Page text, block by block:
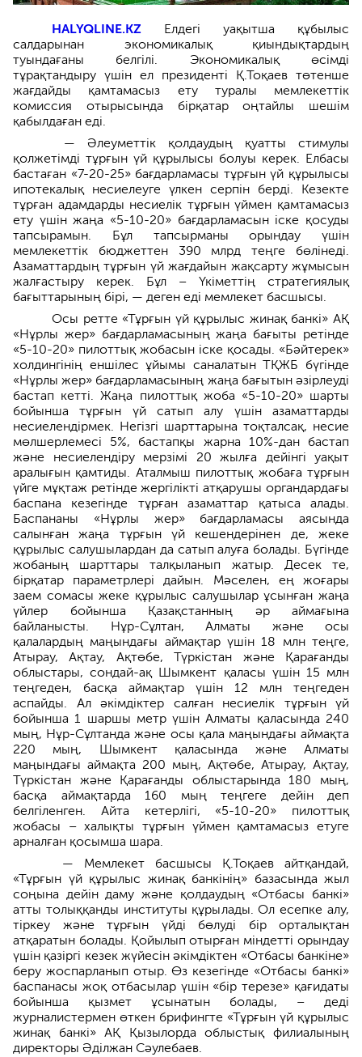
HALYQLINE.KZ Елдегі уақытша құбылыс
салдарынан экономикалық қиындықтардың
туындағаны белгілі. Экономикалық өсімді
тұрақтандыру үшін ел президенті Қ.Тоқаев төтенше
жағдайды қамтамасыз ету туралы мемлекеттік
комиссия отырысында бірқатар оңтайлы шешім
қабылдаған еді.
— Әлеуметтік қолдаудың қуатты стимулы
қолжетімді тұрғын үй құрылысы болуы керек. Елбасы
бастаған «7-20-25» бағдарламасы тұрғын үй құрылысы
ипотекалық несиелеуге үлкен серпін берді. Кезекте
тұрған адамдарды несиелік тұрғын үймен қамтамасыз
ету үшін жаңа «5-10-20» бағдарламасын іске қосуды
тапсырамын. Бұл тапсырманы орындау үшін
мемлекеттік бюджеттен 390 млрд теңге бөлінеді.
Азаматтардың тұрғын үй жағдайын жақсарту жұмысын
жалғастыру керек. Бұл – Үкіметтің стратегиялық
бағыттарының бірі, — деген еді мемлекет басшысы.
Осы ретте «Тұрғын үй құрылыс жинақ банкі» АҚ
«Нұрлы жер» бағдарламасының жаңа бағыты ретінде
«5-10-20» пилоттық жобасын іске қосады. «Бәйтерек»
холдингінің еншілес ұйымы саналатын ТҚЖБ бүгінде
«Нұрлы жер» бағдарламасының жаңа бағытын әзірлеуді
бастап кетті. Жаңа пилоттық жоба «5-10-20» шарты
бойынша тұрғын үй сатып алу үшін азаматтарды
несиелендірмек. Негізгі шарттарына тоқталсақ, несие
мөлшерлемесі 5%, бастапқы жарна 10%-дан бастап
және несиелендіру мерзімі 20 жылға дейінгі уақыт
аралығын қамтиды. Аталмыш пилоттық жобаға тұрғын
үйге мұқтаж ретінде жергілікті атқарушы органдардағы
баспана кезегінде тұрған азаматтар қатыса алады.
Баспананы «Нұрлы жер» бағдарламасы аясында
салынған жаңа тұрғын үй кешендерінен де, жеке
құрылыс салушылардан да сатып алуға болады. Бүгінде
жобаның шарттары талқыланып жатыр. Десек те,
бірқатар параметрлері дайын. Мәселен, ең жоғары
заем сомасы жеке құрылыс салушылар ұсынған жаңа
үйлер бойынша Қазақстанның әр аймағына
байланысты. Нұр-Сұлтан, Алматы және осы
қалалардың маңындағы аймақтар үшін 18 млн теңге,
Атырау, Ақтау, Ақтөбе, Түркістан және Қарағанды
облыстары, сондай-ақ Шымкент қаласы үшін 15 млн
теңгеден, басқа аймақтар үшін 12 млн теңгеден
аспайды. Ал әкімдіктер салған несиелік тұрғын үй
бойынша 1 шаршы метр үшін Алматы қаласында 240
мың, Нұр-Сұлтанда және осы қала маңындағы аймақта
220 мың, Шымкент қаласында және Алматы
маңындағы аймақта 200 мың, Ақтөбе, Атырау, Ақтау,
Түркістан және Қарағанды облыстарында 180 мың,
басқа аймақтарда 160 мың теңгеге дейін деп
белгіленген. Айта кетерлігі, «5-10-20» пилоттық
жобасы – халықты тұрғын үймен қамтамасыз етуге
арналған қосымша шара.
— Мемлекет басшысы Қ.Тоқаев айтқандай,
«Тұрғын үй құрылыс жинақ банкінің» базасында жыл
соңына дейін даму және қолдаудың «Отбасы банкі»
атты толыққанды институты құрылады. Ол есепке алу,
тіркеу және тұрғын үйді бөлуді бір орталықтан
атқаратын болады. Қойылып отырған міндетті орындау
үшін қазіргі кезек жүйесін әкімдіктен «Отбасы банкіне»
беру жоспарланып отыр. Өз кезегінде «Отбасы банкі»
баспанасы жоқ отбасылар үшін «бір терезе» қағидаты
бойынша қызмет ұсынатын болады, – деді
журналистермен өткен брифингте «Тұрғын үй құрылыс
жинақ банкі» АҚ Қызылорда облыстық филиалының
директоры Әділжан Сәулебаев.